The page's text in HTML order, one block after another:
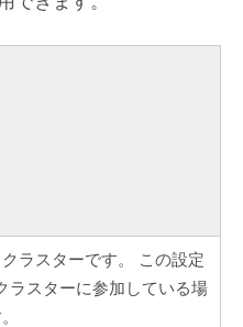
ラスターです。 この設定
ラスターに参加している場